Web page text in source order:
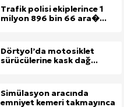
Trafik polisi ekiplerince 1
milyon 896 bin 66 ara�...
Dörtyol’da motosiklet
sürücülerine kask dağ...
Simülasyon aracında
emniyet kemeri takmayınca